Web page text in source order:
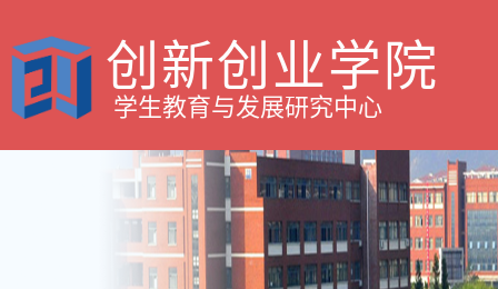
创新创业学院
学生教育与发展研究中心